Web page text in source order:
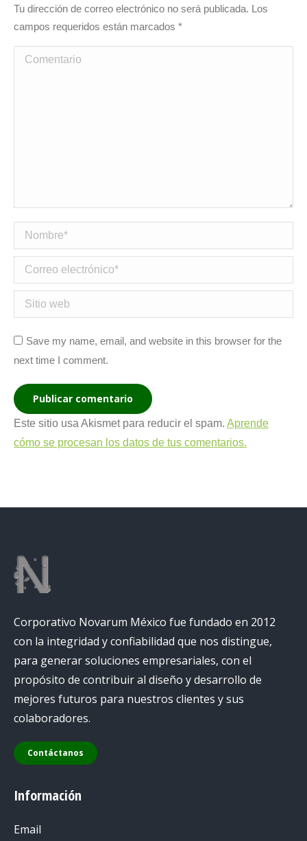
Tu dirección de correo electrónico no será publicada. Los
campos requeridos están marcados *
Comentario
Nombre *
Correo electrónico *
Sitio web
Save my name, email, and website in this browser for the
next time I comment.
Publicar comentario
Este sitio usa Akismet para reducir el spam. Aprende
cómo se procesan los datos de tus comentarios.
Corporativo Novarum México fue fundado en 2012
con la integridad y confiabilidad que nos distingue,
para generar soluciones empresariales, con el
propósito de contribuir al diseño y desarrollo de
mejores futuros para nuestros clientes y sus
colaboradores.
Contáctanos
Información
Email